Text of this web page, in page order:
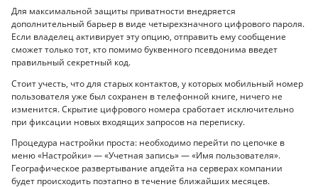
Для максимальной защиты приватности внедряется
дополнительный барьер в виде четырехзначного цифрового пароля.
Если владелец активирует эту опцию, отправить ему сообщение
сможет только тот, кто помимо буквенного псевдонима введет
правильный секретный код.
Стоит учесть, что для старых контактов, у которых мобильный номер
пользователя уже был сохранен в телефонной книге, ничего не
изменится. Скрытие цифрового номера сработает исключительно
при фиксации новых входящих запросов на переписку.
Процедура настройки проста: необходимо перейти по цепочке в
меню «Настройки» — «Учетная запись» — «Имя пользователя».
Географическое развертывание апдейта на серверах компании
будет происходить поэтапно в течение ближайших месяцев.